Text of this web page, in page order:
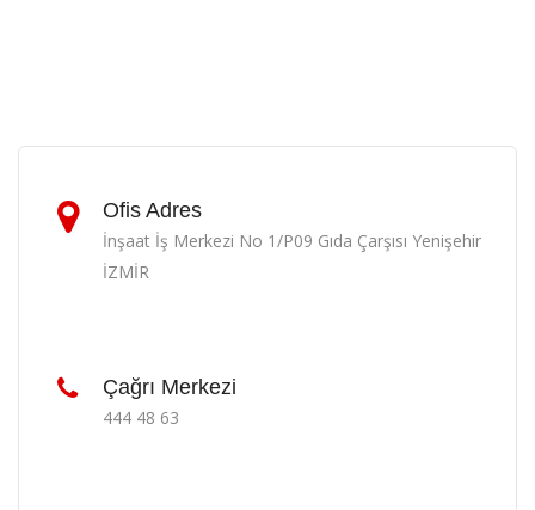
Ofis Adres
İnşaat İş Merkezi No 1/P09 Gıda Çarşısı Yenişehir
İZMİR
Çağrı Merkezi
444 48 63